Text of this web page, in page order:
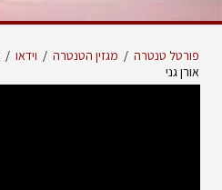
פורטל טנטרה / מגזין הטנטרה / וידאו /
אורן גני